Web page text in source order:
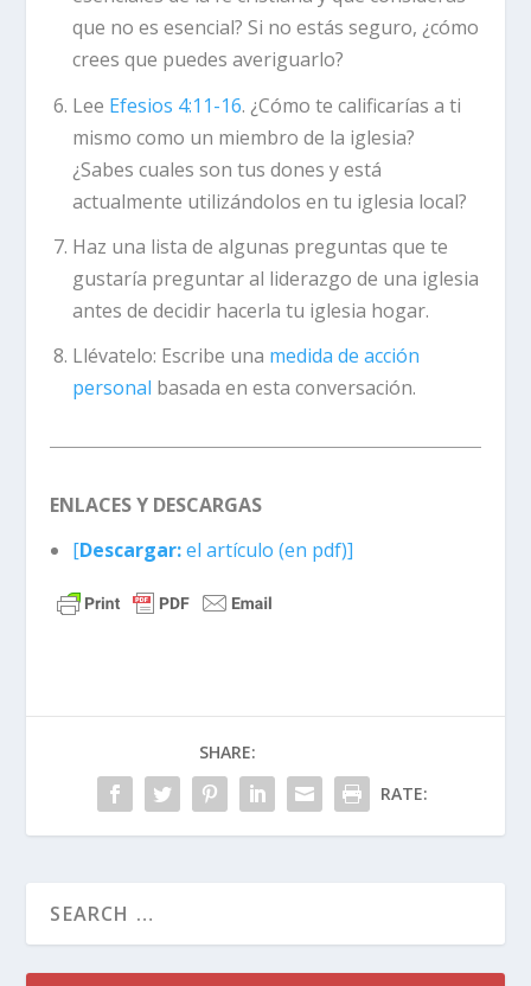
que no es esencial? Si no estás seguro, ¿cómo
crees que puedes averiguarlo?
Lee Efesios 4:11-16. ¿Cómo te calificarías a ti
mismo como un miembro de la iglesia?
¿Sabes cuales son tus dones y está
actualmente utilizándolos en tu iglesia local?
Haz una lista de algunas preguntas que te
gustaría preguntar al liderazgo de una iglesia
antes de decidir hacerla tu iglesia hogar.
Llévatelo: Escribe una medida de acción
personal basada en esta conversación.
ENLACES Y DESCARGAS
[Descargar:el artículo (en pdf)]
SHARE:
RATE: